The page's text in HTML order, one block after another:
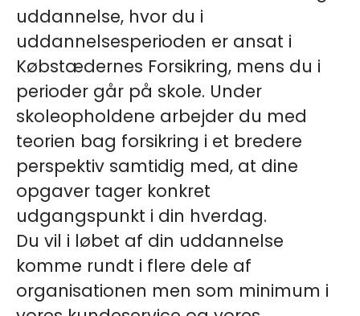
uddannelse, hvor du i
uddannelsesperioden er ansat i
Købstædernes Forsikring, mens du i
perioder går på skole. Under
skoleopholdene arbejder du med
teorien bag forsikring i et bredere
perspektiv samtidig med, at dine
opgaver tager konkret
udgangspunkt i din hverdag.
Du vil i løbet af din uddannelse
komme rundt i flere dele af
organisationen men som minimum i